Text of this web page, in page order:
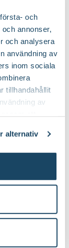
och
annonser,
och analysera
användning av
inom sociala
tillhandahållit
av
alternativ